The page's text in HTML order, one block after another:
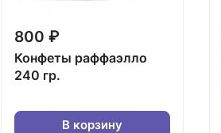
800 ₽
Конфеты раффаэлло
240 гр.
В корзину